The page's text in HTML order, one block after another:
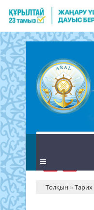
Толқын »Тарих